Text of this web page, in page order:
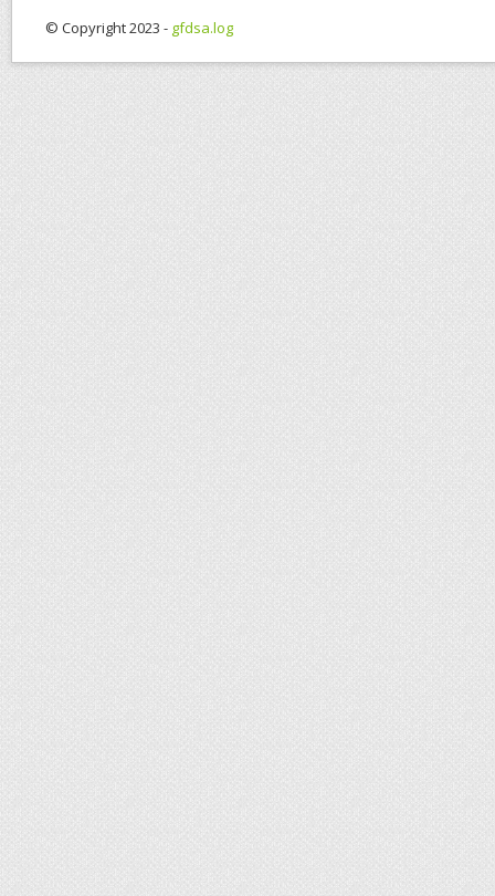
© Copyright 2023 - gfdsa.log